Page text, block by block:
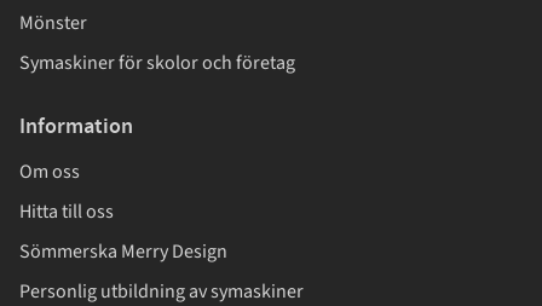
Mönster
Symaskiner för skolor och företag
Information
Om oss
Hitta till oss
Sömmerska Merry Design
Personlig utbildning av symaskiner